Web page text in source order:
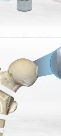
BioBall
modulares y
revisiones ...